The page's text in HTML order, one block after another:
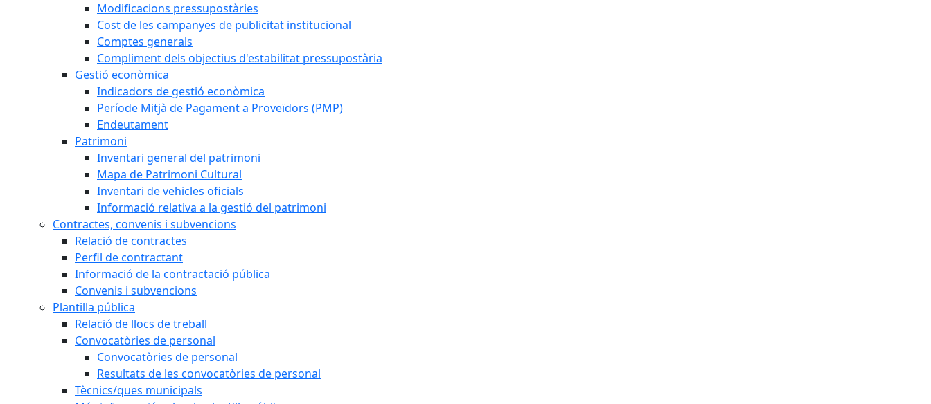
Modificacions pressupostàries
Cost de les campanyes de publicitat institucional
Comptes generals
Compliment dels objectius d'estabilitat pressupostària
Gestió econòmica
Indicadors de gestió econòmica
Període Mitjà de Pagament a Proveïdors (PMP)
Endeutament
Patrimoni
Inventari general del patrimoni
Mapa de Patrimoni Cultural
Inventari de vehicles oficials
Informació relativa a la gestió del patrimoni
Contractes, convenis i subvencions
Relació de contractes
Perfil de contractant
Informació de la contractació pública
Convenis i subvencions
Plantilla pública
Relació de llocs de treball
Convocatòries de personal
Convocatòries de personal
Resultats de les convocatòries de personal
Tècnics/ques municipals